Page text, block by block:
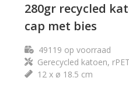
280gr recycled
cap met bies
49119 op voorraad
Gerecycled katoen, rPET
12 x ø 18.5 cm